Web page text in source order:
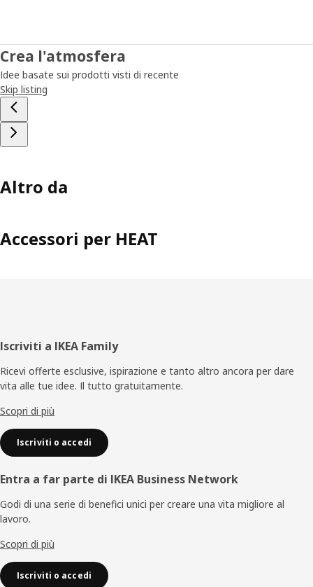
Crea l'atmosfera
Idee basate sui prodotti visti di recente
Skip listing
Altro da
Accessori per HEAT
Piè
di
pagina
Iscriviti a IKEA Family
Ricevi offerte esclusive, ispirazione e tanto altro ancora per dare
vita alle tue idee. Il tutto gratuitamente.
Scopri di più
Iscriviti o accedi
Entra a far parte di IKEA Business Network
Godi di una serie di benefici unici per creare una vita migliore al
lavoro.
Scopri di più
Iscriviti o accedi